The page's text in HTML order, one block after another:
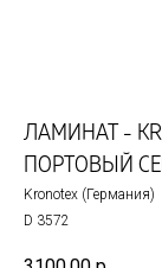
ЛАМИНАТ -
ПОРТОВЫЙ
Kronotex (Германия)
D 3572